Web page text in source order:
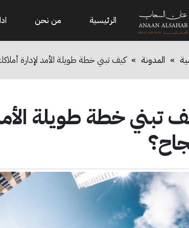
الرئيسية من نحن
» المدونة » كيف تبني خطة طويلة الأمد لإدارة
تبني خطة طويلة